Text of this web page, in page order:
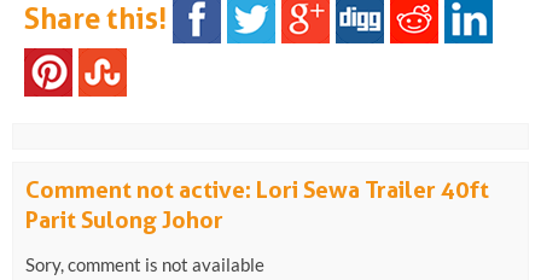
Share this!
Comment not active: Lori Sewa Trailer 40ft
Parit Sulong Johor
Sory, comment is not available